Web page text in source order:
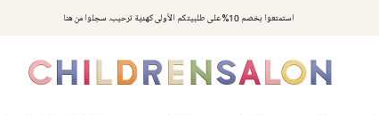
استمتعوا بخصم 10% على طلبيتكم الأولى كهدية ترحيب. سجلوا من هنا
مكافآت تشلدرن صالون | اجمعوا النقاط مع كل عملية شراء لتحصلوا على هدايا حصرية وعروض مصممة خصيصا لتلبي
متطلباتكم